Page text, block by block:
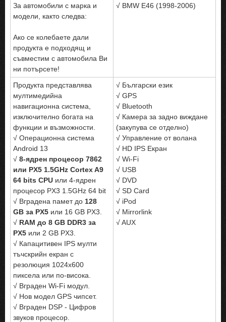
За автомобили с марка и
модели, както следва:
Ако се колебаете дали
продукта е подходящ и
съвместим с автомобила Ви
ни потърсете!
√ BMW E46 (1998-2006)
Продукта представлява
мултимедийна
навигационна система,
изключително богата на
функции и възможности.
√ Операционна система
Android 13
√ 8-ядрен процесор 7862
или PX5 1.5GHz Cortex A9
64 bits CPU или 4-ядрен
процесор PX3 1.5GHz 64 bit
√ Вградена памет до 128
GB за PX5 или 16 GB PX3.
√ RAM до 8 GB DDR3 за
PX5 или 2 GB PX3.
√ Капацитивен IPS мулти
тъчскрийн екран с
резолюция 1024x600
пиксела или по-висока.
√ Вграден Wi-Fi модул.
√ Нов модел GPS чипсет.
√ Вграден DSP - Цифров
звуков процесор.
√ Български език
√ GPS
√ Bluetooth
√ Камера за задно виждане
(закупува се отделно)
√ Управление от волана
√ HD IPS Екран
√ Wi-Fi
√ USB
√ DVD
√ SD Card
√ iPod
√ Mirrorlink
√ AUX